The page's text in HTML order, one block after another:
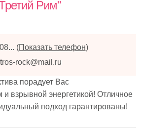
Рим"
(Показать телефон)
tros-rock@mail.ru
порадует Вас
взрывной энергетикой! Отличное
подход гарантированы!